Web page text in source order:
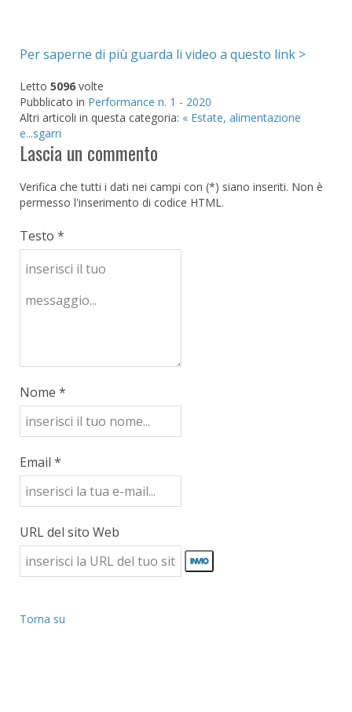
Per saperne di più guarda li video a questo link >
Letto 5096 volte
Pubblicato in Performance n. 1 - 2020
Altri articoli in questa categoria: « Estate, alimentazione
e...sgarri
Lascia un commento
Verifica che tutti i dati nei campi con (*) siano inseriti. Non è
permesso l'inserimento di codice HTML.
Testo *
Nome *
Email *
URL del sito Web
Torna su